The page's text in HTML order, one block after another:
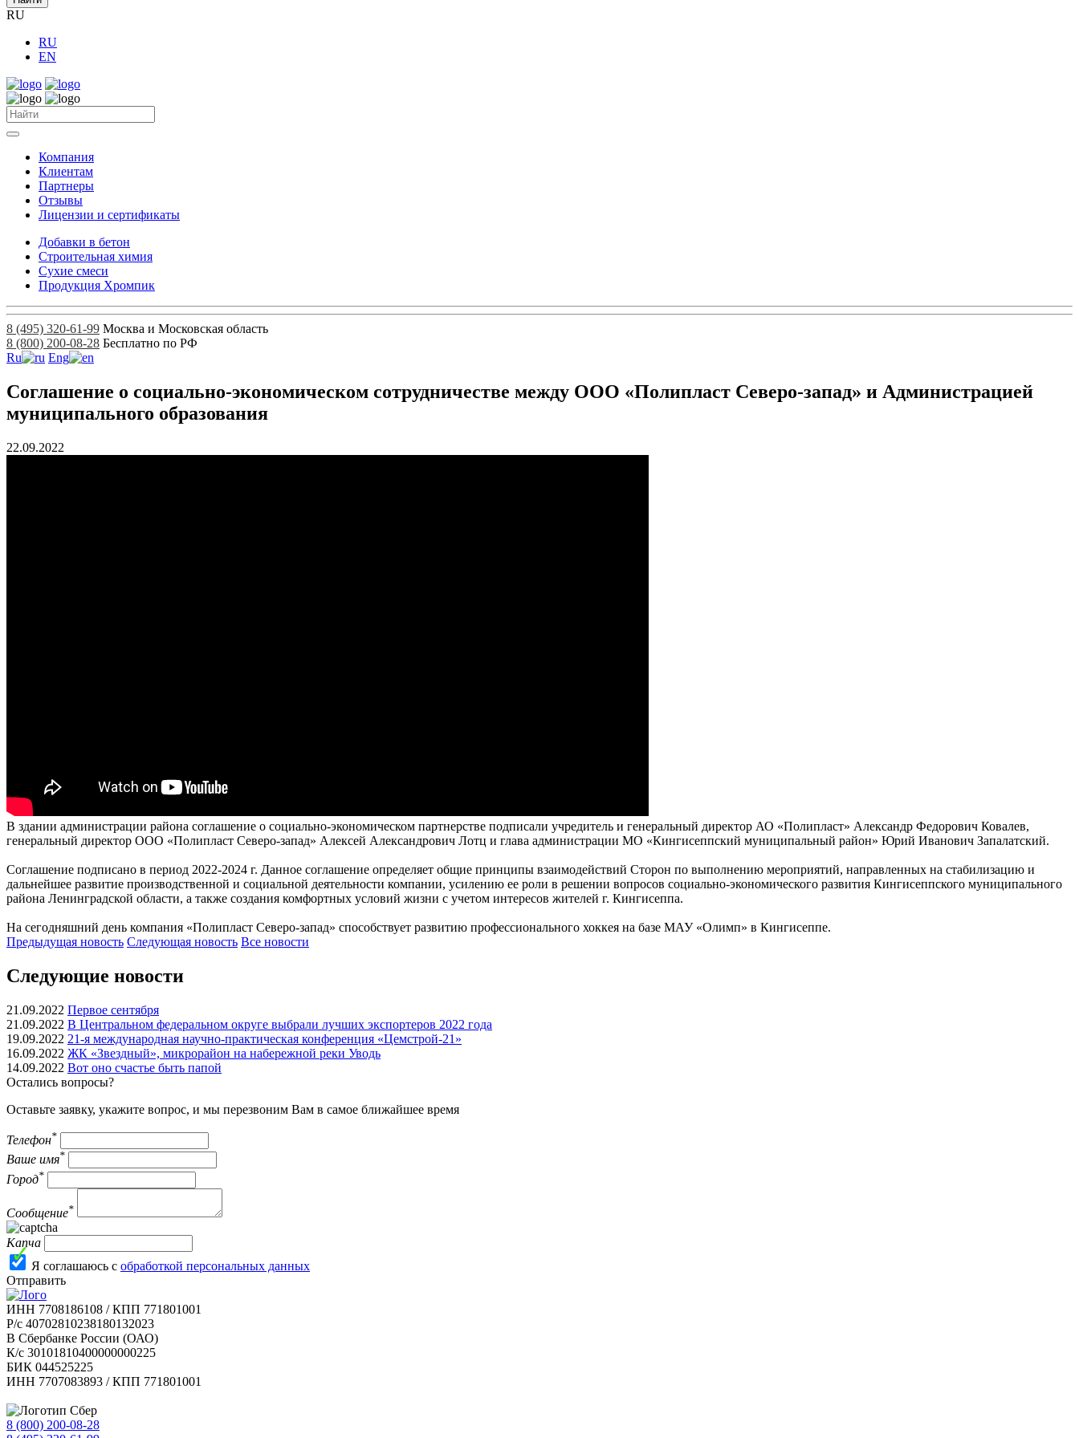
RU
RU
EN
Компания
Клиентам
Партнеры
Отзывы
Лицензии и сертификаты
Добавки в бетон
Строительная химия
Сухие смеси
Продукция Хромпик
8 (495) 320-61-99 Москва и Московская область
8 (800) 200-08-28 Бесплатно по РФ
Ru
Eng
Соглашение о социально-экономическом сотрудничестве между ООО «Полипласт Северо-запад» и Администрацией
муниципального образования
22.09.2022
В здании администрации района соглашение о социально-экономическом партнерстве подписали учредитель и генеральный директор АО «Полипласт» Александр Федорович Ковалев,
генеральный директор ООО «Полипласт Северо-запад» Алексей Александрович Лотц и глава администрации МО «Кингисеппский муниципальный район» Юрий Иванович Запалатский.
Соглашение подписано в период 2022-2024 г. Данное соглашение определяет общие принципы взаимодействий Сторон по выполнению мероприятий, направленных на стабилизацию и
дальнейшее развитие производственной и социальной деятельности компании, усилению ее роли в решении вопросов социально-экономического развития Кингисеппского муниципального
района Ленинградской области, а также создания комфортных условий жизни с учетом интересов жителей г. Кингисеппа.
На сегодняшний день компания «Полипласт Северо-запад» способствует развитию профессионального хоккея на базе МАУ «Олимп» в Кингисеппе.
Предыдущая новость Следующая новость Все новости
Следующие новости
21.09.2022 Первое сентября
21.09.2022 В Центральном федеральном округе выбрали лучших экспортеров 2022 года
19.09.2022 21-я международная научно-практическая конференция «Цемстрой-21»
16.09.2022 ЖК «Звездный», микрорайон на набережной реки Уводь
14.09.2022 Вот оно счастье быть папой
Остались вопросы?
Оставьте заявку, укажите вопрос, и мы перезвоним Вам в самое ближайшее время
Телефон*
Ваше имя*
Город*
Сообщение*
Капча
Я соглашаюсь с обработкой персональных данных
Отправить
ИНН 7708186108 / КПП 771801001
Р/с 40702810238180132023
В Сбербанке России (ОАО)
К/с 30101810400000000225
БИК 044525225
ИНН 7707083893 / КПП 771801001
8 (800) 200-08-28